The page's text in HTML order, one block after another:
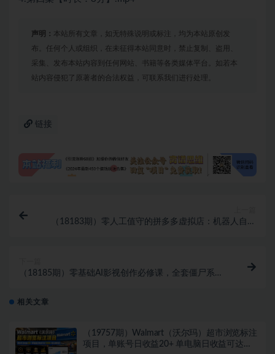
声明： 本站所有文章，如无特殊说明或标注，均为本站原创发
布。任何个人或组织，在未征得本站同意时，禁止复制、盗用、
采集、发布本站内容到任何网站、书籍等各类媒体平台。如若本
站内容侵犯了原著者的合法权益，可联系我们进行处理。
链接
（18183期）零人工值守的拼多多虚拟店：机器人自动
（18185期）零基础AI影视创作必修课，全套僵尸系列
相关文章
（19757期）Walmart（沃尔玛）超市浏览标注
项目，单账号日收益20+ 单电脑日收益可达